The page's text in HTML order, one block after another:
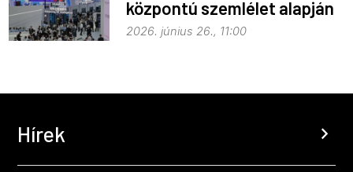
központú szemlélet alapján
fejlődik
2026. június 26., 11:00
Hírek chevron_right